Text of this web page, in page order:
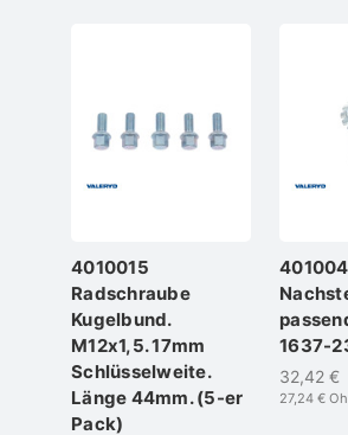
4010015
Radschraube
Kugelbund.
M12x1,5. 17mm
Schlüsselweite.
Länge 44mm. (5-er
Pack)
1637-
32,42 €
27,24 €